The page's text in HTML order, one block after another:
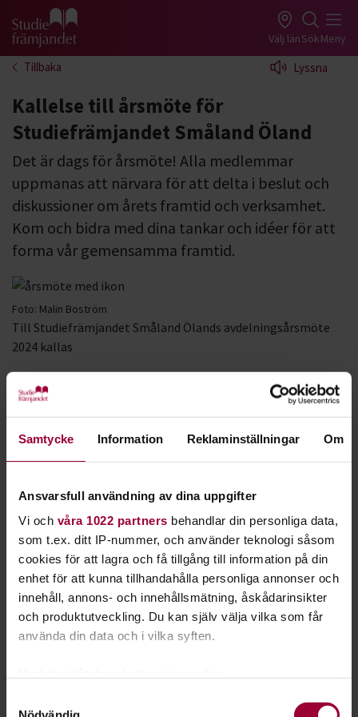
Samtycke Information Reklaminställningar Om
Ansvarsfull användning av dina uppgifter
Vi och våra 1022 partners behandlar din personliga data,
som t.ex. ditt IP-nummer, och använder teknologi såsom
cookies för att lagra och få tillgång till information på din
enhet för att kunna tillhandahålla personliga annonser och
innehåll, annons- och innehållsmätning, åskådarinsikter
och produktutveckling. Du kan själv välja vilka som får
använda din data och i vilka syften.
Gå till studiefrämjandets startsida Välj länSökMeny
Tillbaka Lyssna
Kallelse till årsmöte för
Studiefrämjandet Småland Öland
Det är dags för årsmöte! Alla medlemmar
uppmanas att närvara för att delta i beslut och
diskussioner om årets framtid och verksamhet.
Kom och bidra med dina tankar och idéer för att
forma vår gemensamma framtid.
Foto: Malin Boström
Till Studiefrämjandet Småland Ölands avdelningsårsmöte
2024 kallas
Ombud från medlemsorganisationerna
Ledamöter av revisionen
Tidpunkt: Torsdag 25 april kl. 19:00
Distans via Teams med möjlighet att delta fysiskt i
våra lokaler på följande orter:
Jönköping, Kalmar, Växjö och Västervik.